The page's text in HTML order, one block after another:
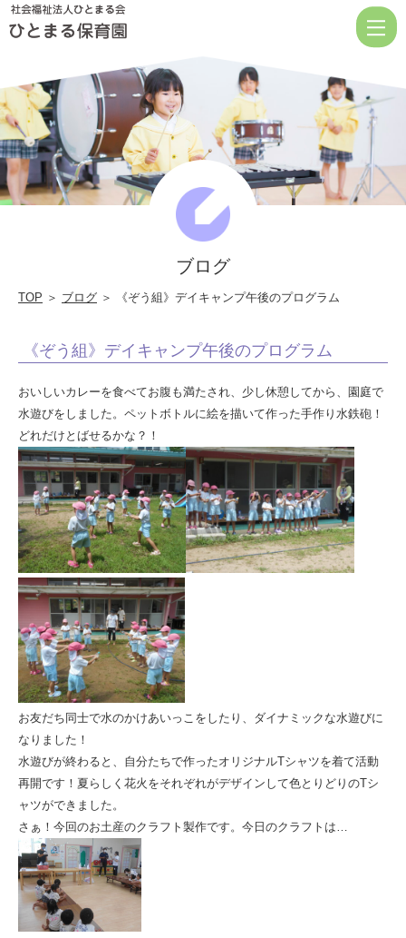
《ぞ
う
組》
デ
イ
キ
ャ
後
の
プ
ロ
グ
ラ
ム
|
社
会
福
祉
法
人
ひ
と
ま
会
ブログ
TOP ＞ ブログ ＞ 《ぞう組》デイキャンプ午後のプログラム
《ぞう組》デイキャンプ午後のプログラム
おいしいカレーを食べてお腹も満たされ、少し休憩してから、園庭で
水遊びをしました。ペットボトルに絵を描いて作った手作り水鉄砲！
どれだけとばせるかな？！
お友だち同士で水のかけあいっこをしたり、ダイナミックな水遊びに
なりました！
水遊びが終わると、自分たちで作ったオリジナルTシャツを着て活動
再開です！夏らしく花火をそれぞれがデザインして色とりどりのTシ
ャツができました。
さぁ！今回のお土産のクラフト製作です。今日のクラフトは…